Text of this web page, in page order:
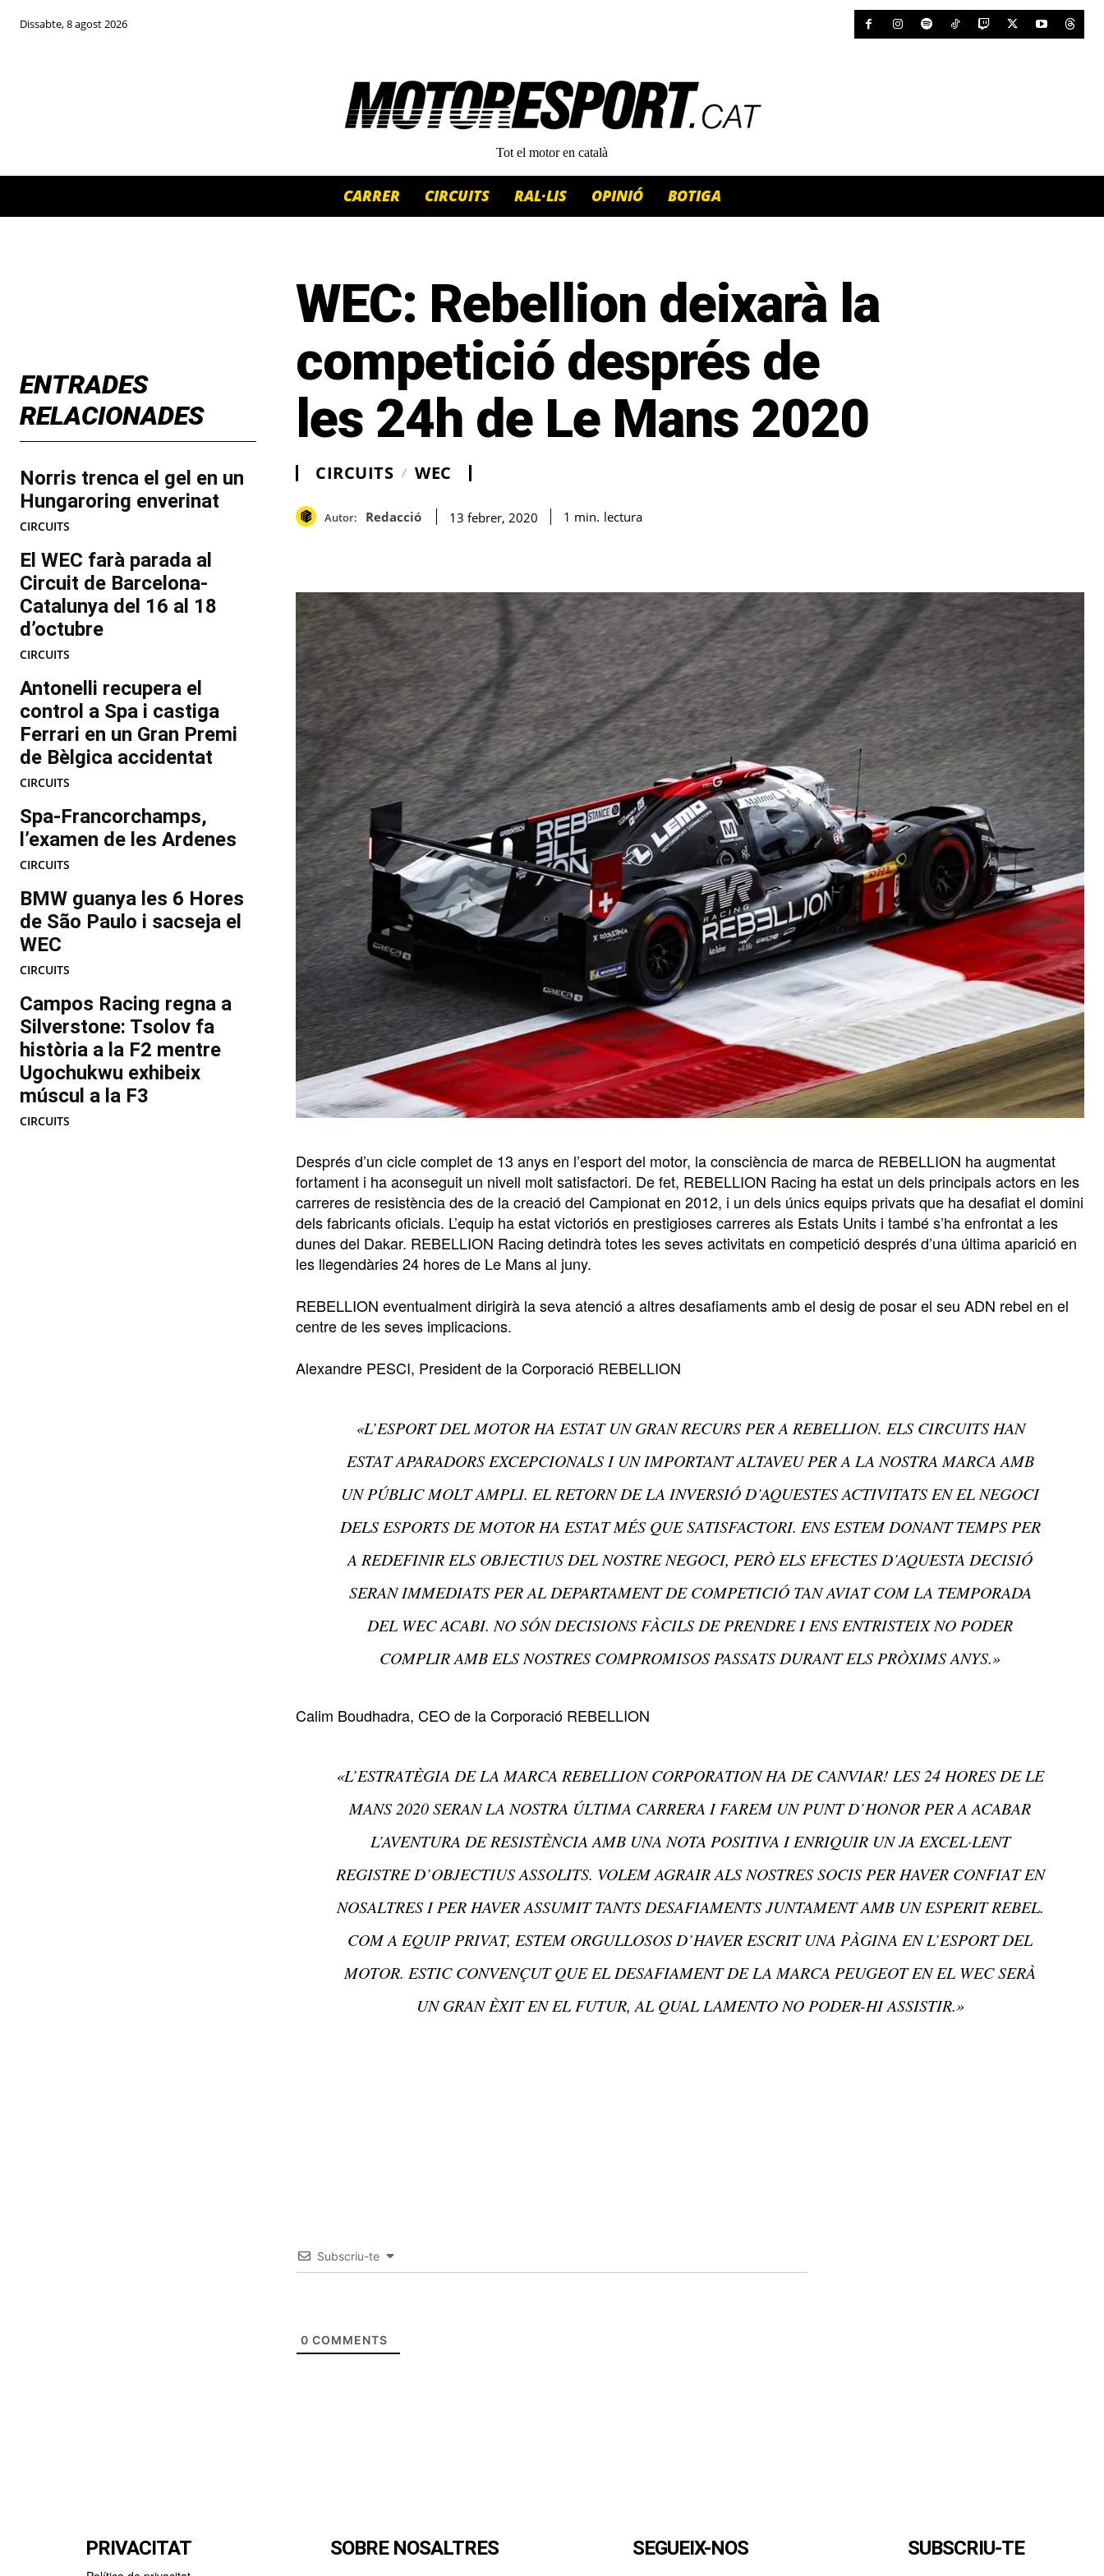
Dissabte, 8 agost 2026
Tot el motor en català
CARRER CIRCUITS RAL·LIS OPINIÓ BOTIGA
ENTRADES
RELACIONADES
Norris trenca el gel en un
Hungaroring enverinat
CIRCUITS
El WEC farà parada al
Circuit de Barcelona-
Catalunya del 16 al 18
d’octubre
CIRCUITS
Antonelli recupera el
control a Spa i castiga
Ferrari en un Gran Premi
de Bèlgica accidentat
CIRCUITS
Spa-Francorchamps,
l’examen de les Ardenes
CIRCUITS
BMW guanya les 6 Hores
de São Paulo i sacseja el
WEC
CIRCUITS
Campos Racing regna a
Silverstone: Tsolov fa
història a la F2 mentre
Ugochukwu exhibeix
múscul a la F3
CIRCUITS
WEC: Rebellion deixarà la
competició després de
les 24h de Le Mans 2020
CIRCUITS WEC
Autor: Redacció 13 febrer, 2020 1 min. lectura
Després d’un cicle complet de 13 anys en l’esport del motor, la consciència de marca de REBELLION ha augmentat
fortament i ha aconseguit un nivell molt satisfactori. De fet, REBELLION Racing ha estat un dels principals actors en les
carreres de resistència des de la creació del Campionat en 2012, i un dels únics equips privats que ha desafiat el domini
dels fabricants oficials. L’equip ha estat victoriós en prestigioses carreres als Estats Units i també s’ha enfrontat a les
dunes del Dakar. REBELLION Racing detindrà totes les seves activitats en competició després d’una última aparició en
les llegendàries 24 hores de Le Mans al juny.
REBELLION eventualment dirigirà la seva atenció a altres desafiaments amb el desig de posar el seu ADN rebel en el
centre de les seves implicacions.
Alexandre PESCI, President de la Corporació REBELLION
«L’ESPORT DEL MOTOR HA ESTAT UN GRAN RECURS PER A REBELLION. ELS CIRCUITS HAN
ESTAT APARADORS EXCEPCIONALS I UN IMPORTANT ALTAVEU PER A LA NOSTRA MARCA AMB
UN PÚBLIC MOLT AMPLI. EL RETORN DE LA INVERSIÓ D’AQUESTES ACTIVITATS EN EL NEGOCI
DELS ESPORTS DE MOTOR HA ESTAT MÉS QUE SATISFACTORI. ENS ESTEM DONANT TEMPS PER
A REDEFINIR ELS OBJECTIUS DEL NOSTRE NEGOCI, PERÒ ELS EFECTES D’AQUESTA DECISIÓ
SERAN IMMEDIATS PER AL DEPARTAMENT DE COMPETICIÓ TAN AVIAT COM LA TEMPORADA
DEL WEC ACABI. NO SÓN DECISIONS FÀCILS DE PRENDRE I ENS ENTRISTEIX NO PODER
COMPLIR AMB ELS NOSTRES COMPROMISOS PASSATS DURANT ELS PRÒXIMS ANYS.»
Calim Boudhadra, CEO de la Corporació REBELLION
«L’ESTRATÈGIA DE LA MARCA REBELLION CORPORATION HA DE CANVIAR! LES 24 HORES DE LE
MANS 2020 SERAN LA NOSTRA ÚLTIMA CARRERA I FAREM UN PUNT D’HONOR PER A ACABAR
L’AVENTURA DE RESISTÈNCIA AMB UNA NOTA POSITIVA I ENRIQUIR UN JA EXCEL·LENT
REGISTRE D’OBJECTIUS ASSOLITS. VOLEM AGRAIR ALS NOSTRES SOCIS PER HAVER CONFIAT EN
NOSALTRES I PER HAVER ASSUMIT TANTS DESAFIAMENTS JUNTAMENT AMB UN ESPERIT REBEL.
COM A EQUIP PRIVAT, ESTEM ORGULLOSOS D’HAVER ESCRIT UNA PÀGINA EN L’ESPORT DEL
MOTOR. ESTIC CONVENÇUT QUE EL DESAFIAMENT DE LA MARCA PEUGEOT EN EL WEC SERÀ
UN GRAN ÈXIT EN EL FUTUR, AL QUAL LAMENTO NO PODER-HI ASSISTIR.»
Subscriu-te
0 COMMENTS
PRIVACITAT SOBRE NOSALTRES SEGUEIX-NOS SUBSCRIU-TE